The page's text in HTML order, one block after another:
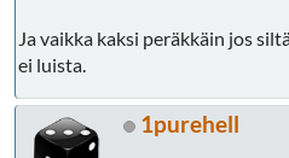
Ja vaikka kaksi peräkkäin jos
ei luista.
1purehell